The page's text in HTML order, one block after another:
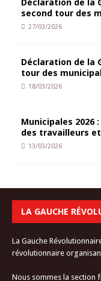
second tour des
27/03/2026
Déclaration de la
tour des
18/03/2026
Municipales 2026
des travailleurs
13/03/2026
LA GAUCHE
La Gauche
révolutionnaire
Nous sommes la section